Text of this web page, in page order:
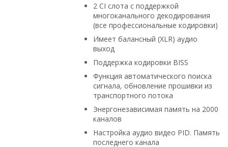
2 CI слота с поддержкой
многоканального декодирования
(все профессиональные кодировки)
Имеет балансный (XLR) аудио
выход
Поддержка кодировки BISS
Функция автоматического поиска
сигнала, обновление прошивки из
транспортного потока
Энергонезависимая память на 2000
каналов
Настройка аудио видео РID. Память
последнего канала